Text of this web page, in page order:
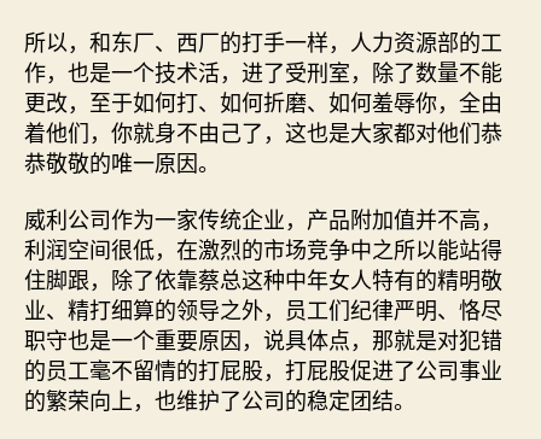
所以，和东厂、西厂的打手一样，人力资源部的工
作，也是一个技术活，进了受刑室，除了数量不能
更改，至于如何打、如何折磨、如何羞辱你，全由
着他们，你就身不由己了，这也是大家都对他们恭
恭敬敬的唯一原因。
威利公司作为一家传统企业，产品附加值并不高，
利润空间很低，在激烈的市场竞争中之所以能站得
住脚跟，除了依靠蔡总这种中年女人特有的精明敬
业、精打细算的领导之外，员工们纪律严明、恪尽
职守也是一个重要原因，说具体点，那就是对犯错
的员工毫不留情的打屁股，打屁股促进了公司事业
的繁荣向上，也维护了公司的稳定团结。